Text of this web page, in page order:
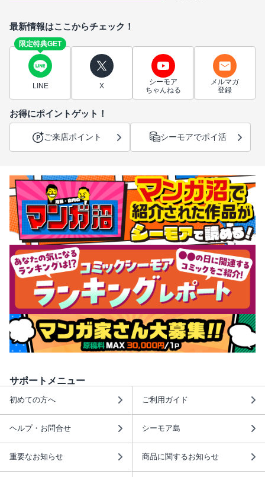
最新情報はここからチェック！
限定特典GET
LINE X
シーモア
ちゃんねる
メルマガ
登録
お得にポイントゲット！
ご来店ポイント シーモアでポイ活
サポートメニュー
初めての方へ ご利用ガイド
ヘルプ・お問合せ シーモア島
重要なお知らせ 商品に関するお知らせ